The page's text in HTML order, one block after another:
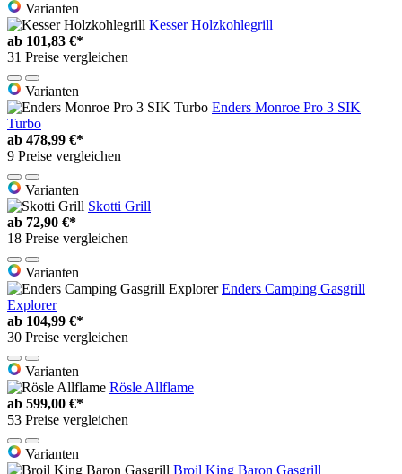
Varianten
Kesser Holzkohlegrill
ab 101,83 €*
31 Preise vergleichen
Varianten
Enders Monroe Pro 3 SIK
Turbo
ab 478,99 €*
9 Preise vergleichen
Varianten
Skotti Grill
ab 72,90 €*
18 Preise vergleichen
Varianten
Enders Camping Gasgrill
Explorer
ab 104,99 €*
30 Preise vergleichen
Varianten
Rösle Allflame
ab 599,00 €*
53 Preise vergleichen
Varianten
Broil King Baron Gasgrill